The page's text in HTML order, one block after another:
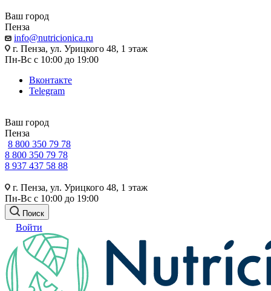
Ваш город
Пенза
info@nutricionica.ru
г. Пенза, ул. Урицкого 48, 1 этаж
Пн-Вс с 10:00 до 19:00
Вконтакте
Telegram
Ваш город
Пенза
8 800 350 79 78
8 800 350 79 78
8 937 437 58 88
г. Пенза, ул. Урицкого 48, 1 этаж
Пн-Вс с 10:00 до 19:00
Поиск
Войти